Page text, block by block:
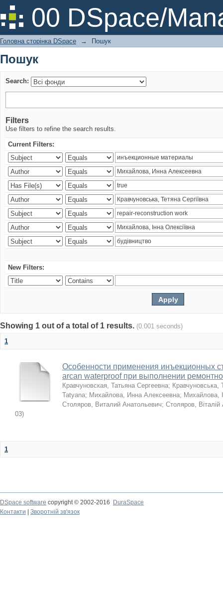
00 DSpace/
Пошук
Головна сторінка DSpace → Пошук
Пошук
Search:
Filters
Use filters to refine the search results.
Current Filters:
New Filters:
Showing 1 out of a total of 1 results. (0.001 seconds)
1
Особенности применения инъекционных
arcan waterproof при выполнении
Кравчуновская, Татьяна Сергеевна; Кравчуновська,
Tatyana; Михайлова, Инна Алексеевна; Михайлова,
Столяров, Виталий Анатольевич; Столяров, Віталій
03)
1
DSpace software copyright © 2002-2016
DuraSpace
Контакти
Зворотній зв'язок